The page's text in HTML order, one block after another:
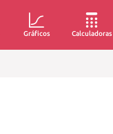
Gráficos Calculadoras